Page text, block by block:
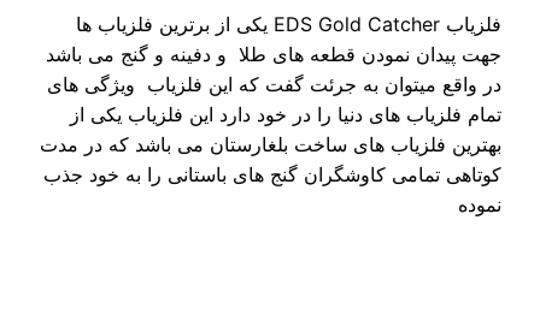
فلزیاب EDS Gold Catcher یکی از برترین فلزیاب ها
نمودن قطعه های طلا و دفینه و گنج می باشد
میتوان به جرئت گفت که این فلزیاب ویژگی های
های دنیا را در خود دارد این فلزیاب یکی از
فلزیاب های ساخت بلغارستان می باشد که در مدت
تمامی کاوشگران گنج های باستانی را به خود جذب